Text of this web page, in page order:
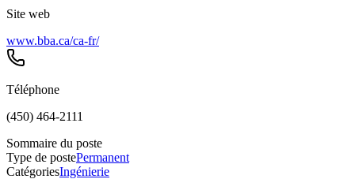
Site web
www.bba.ca/ca-fr/
Téléphone
(450) 464-2111
Sommaire du poste
Type de postePermanent
CatégoriesIngénierie